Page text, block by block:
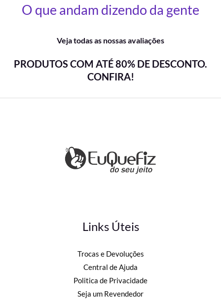
O que andam dizendo da gente
Veja todas as nossas avaliações
PRODUTOS COM ATÉ 80% DE DESCONTO.
CONFIRA!
Links Úteis
Trocas e Devoluções
Central de Ajuda
Politica de Privacidade
Seja um Revendedor